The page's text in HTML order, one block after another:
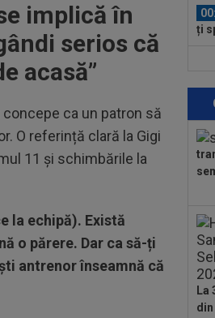
implică în
serios că
acasă”
ca un patron să
O referință clară la Gigi
11 și schimbările la
la echipă). Există
o părere. Dar ca să-ți
antrenor înseamnă că
ți
dat
La